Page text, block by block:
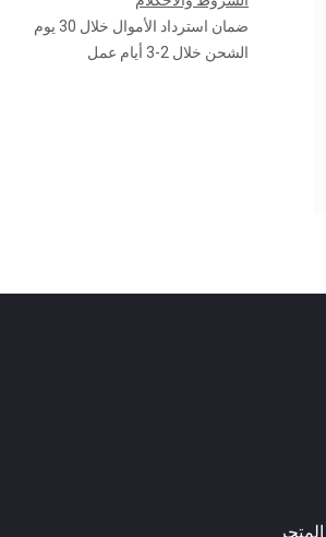
ضمان استرداد الأموال خلال 30 يوم
الشحن خلال 2-3 أيام عمل
المتجر